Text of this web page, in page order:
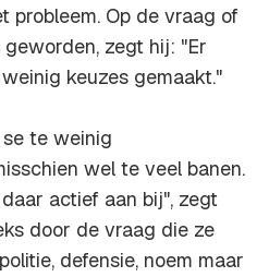
probleem. Op de vraag of
zegt hij: "Er
keuzes gemaakt."
te weinig
wel te veel banen.
actief aan bij", zegt
door de vraag die ze
defensie, noem maar